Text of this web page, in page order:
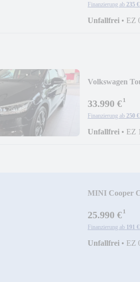
Finanzierung ab 235 €
Unfallfrei • EZ
Volkswagen
33.990 €¹
Finanzierung ab 250 €
Unfallfrei • EZ
MINI Cooper
25.990 €¹
Finanzierung ab 191 €
Unfallfrei • EZ